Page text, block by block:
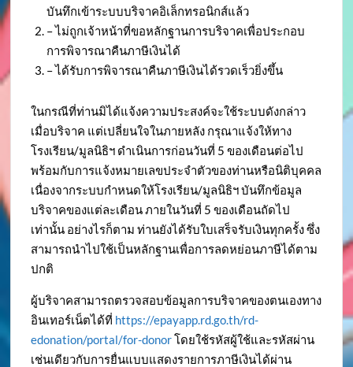
บันทึกเข้าระบบบริจาคอิเล็กทรอนิกส์แล้ว
– ไม่ถูกเจ้าหน้าที่ขอหลักฐานการบริจาคเพื่อประกอบ
การพิจารณาคืนภาษีเงินได้
– ได้รับการพิจารณาคืนภาษีเงินได้รวดเร็วยิ่งขึ้น
ในกรณีที่ท่านมิได้แจ้งความประสงค์จะใช้ระบบดังกล่าว
เมื่อบริจาค แต่เปลี่ยนใจในภายหลัง กรุณาแจ้งให้ทาง
โรงเรียน/มูลนิธิฯ ดำเนินการก่อนวันที่ 5 ของเดือนต่อไป
พร้อมกับการแจ้งหมายเลขประจำตัวของท่านหรือนิติบุคคล
เนื่องจากระบบกำหนดให้โรงเรียน/มูลนิธิฯ บันทึกข้อมูล
บริจาคของแต่ละเดือน ภายในวันที่ 5 ของเดือนถัดไป
เท่านั้น อย่างไรก็ตาม ท่านยังได้รับใบเสร็จรับเงินทุกครั้ง ซึ่ง
สามารถนำไปใช้เป็นหลักฐานเพื่อการลดหย่อนภาษีได้ตาม
ปกติ
ผู้บริจาคสามารถตรวจสอบข้อมูลการบริจาคของตนเองทาง
อินเทอร์เน็ตได้ที่ https://epayapp.rd.go.th/rd-
edonation/portal/for-donorโดยใช้รหัสผู้ใช้และรหัสผ่าน
เช่นเดียวกับการยื่นแบบแสดงรายการภาษีเงินได้ผ่าน